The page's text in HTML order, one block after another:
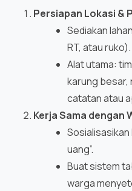
Persiapan Lokasi &
Sediakan
RT, atau ruko).
Alat utama:
karung besar,
catatan atau
Kerja Sama dengan
uang”.
Buat sistem
warga